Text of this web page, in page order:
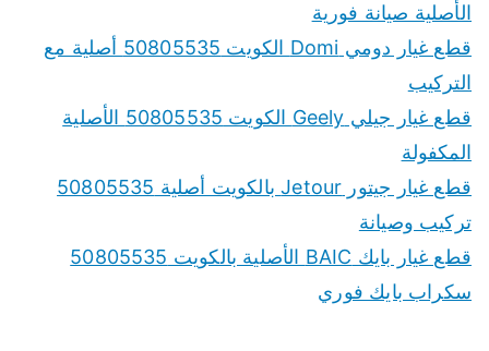
الأصلية صيانة فورية
قطع غيار دومي Domi الكويت 50805535 أصلية مع
التركيب
قطع غيار جيلي Geely الكويت 50805535 الأصلية
المكفولة
قطع غيار جيتور Jetour بالكويت أصلية 50805535
تركيب وصيانة
قطع غيار بايك BAIC الأصلية بالكويت 50805535
سكراب بايك فوري